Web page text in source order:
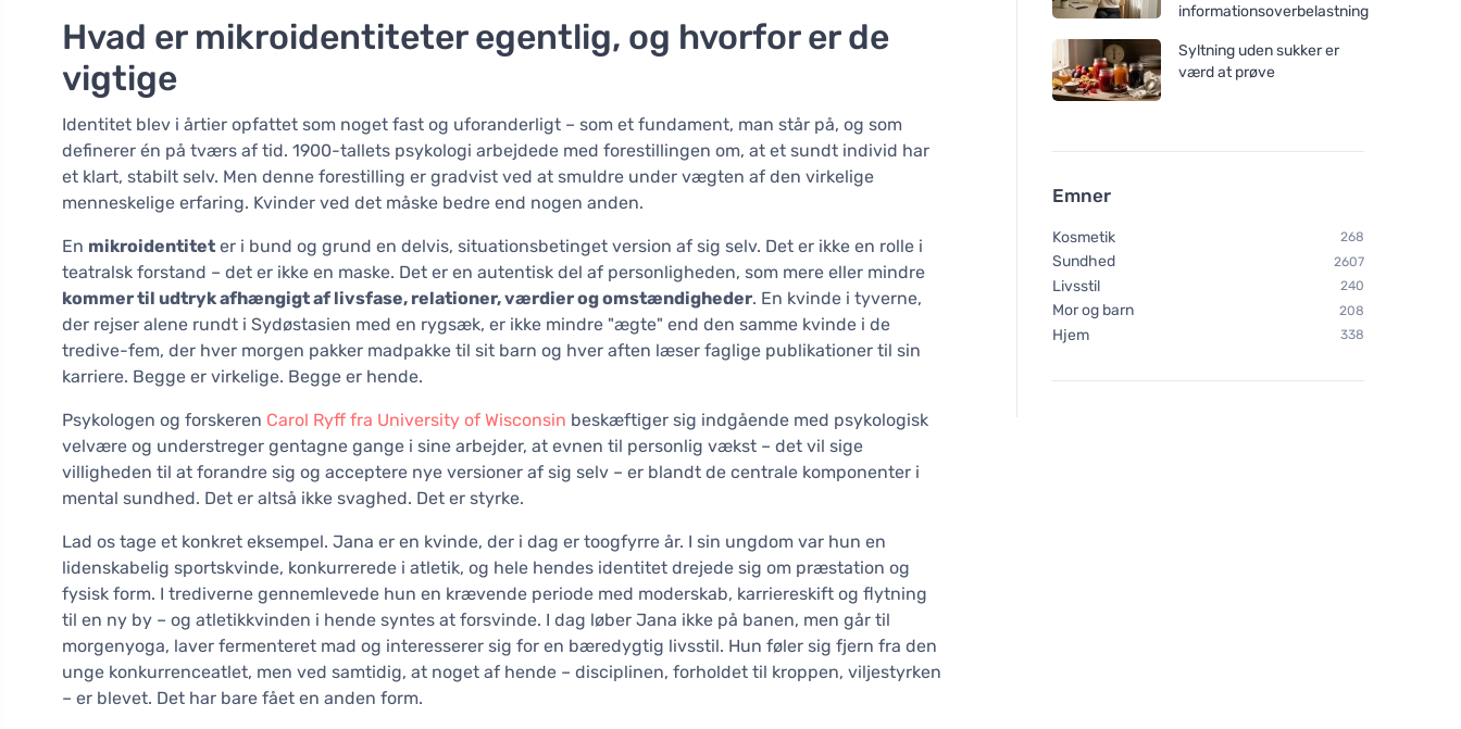
Hvad er mikroidentiteter egentlig, og hvorfor er de
vigtige
Identitet blev i årtier opfattet som noget fast og uforanderligt – som et fundament, man står på, og som
definerer én på tværs af tid. 1900-tallets psykologi arbejdede med forestillingen om, at et sundt individ har
et klart, stabilt selv. Men denne forestilling er gradvist ved at smuldre under vægten af den virkelige
menneskelige erfaring. Kvinder ved det måske bedre end nogen anden.
En mikroidentitet er i bund og grund en delvis, situationsbetinget version af sig selv. Det er ikke en rolle i
teatralsk forstand – det er ikke en maske. Det er en autentisk del af personligheden, som mere eller mindre
kommer til udtryk afhængigt af livsfase, relationer, værdier og omstændigheder. En kvinde i tyverne,
der rejser alene rundt i Sydøstasien med en rygsæk, er ikke mindre "ægte" end den samme kvinde i de
tredive-fem, der hver morgen pakker madpakke til sit barn og hver aften læser faglige publikationer til sin
karriere. Begge er virkelige. Begge er hende.
Psykologen og forskeren Carol Ryff fra University of Wisconsin beskæftiger sig indgående med psykologisk
velvære og understreger gentagne gange i sine arbejder, at evnen til personlig vækst – det vil sige
villigheden til at forandre sig og acceptere nye versioner af sig selv – er blandt de centrale komponenter i
mental sundhed. Det er altså ikke svaghed. Det er styrke.
Lad os tage et konkret eksempel. Jana er en kvinde, der i dag er toogfyrre år. I sin ungdom var hun en
lidenskabelig sportskvinde, konkurrerede i atletik, og hele hendes identitet drejede sig om præstation og
fysisk form. I trediverne gennemlevede hun en krævende periode med moderskab, karriereskift og flytning
til en ny by – og atletikkvinden i hende syntes at forsvinde. I dag løber Jana ikke på banen, men går til
morgenyoga, laver fermenteret mad og interesserer sig for en bæredygtig livsstil. Hun føler sig fjern fra den
unge konkurrenceatlet, men ved samtidig, at noget af hende – disciplinen, forholdet til kroppen, viljestyrken
– er blevet. Det har bare fået en anden form.
informationsoverbelastning
Syltning uden sukker er
værd at prøve
Emner
Kosmetik 268
Sundhed 2607
Livsstil 240
Mor og barn 208
Hjem 338